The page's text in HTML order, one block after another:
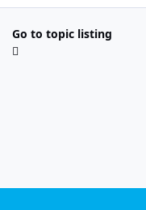
Go to topic listing